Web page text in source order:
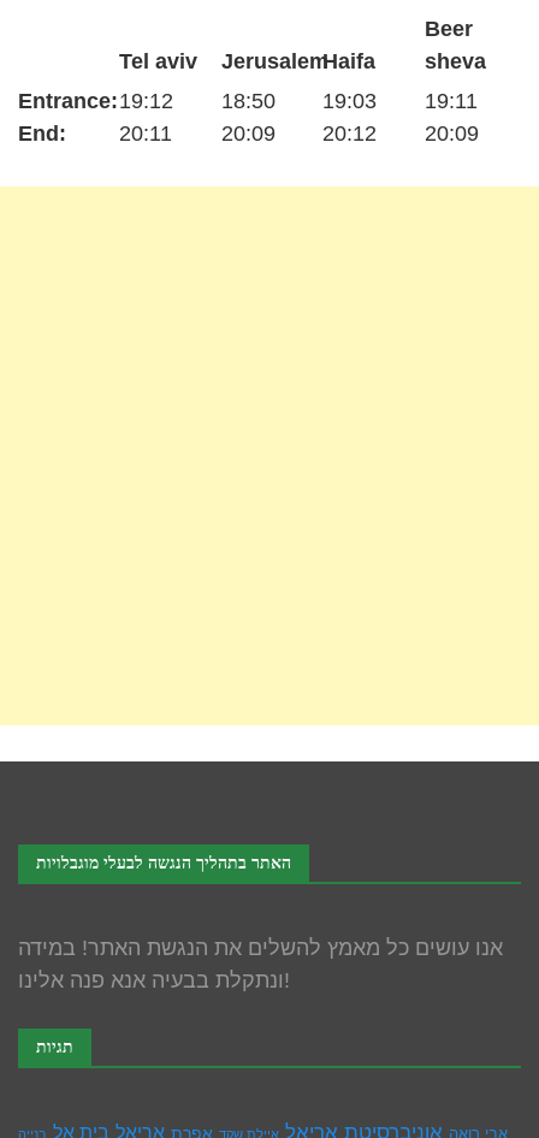
Entrance:
End:
Tel aviv
19:12
20:11
Jerusalem
18:50
20:09
Haifa
19:03
20:12
Beer
sheva
19:11
20:09
האתר בתהליך הנגשה לבעלי מוגבלויות
אנו עושים כל מאמץ להשלים את הנגשת האתר! במידה
ונתקלת בבעיה אנא פנה אלינו!
תגיות
אוניברסיטת אריאל איילת שקד אפרת אריאל בית אל בנייה